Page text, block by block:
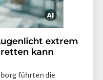
extrem
kann
führten die